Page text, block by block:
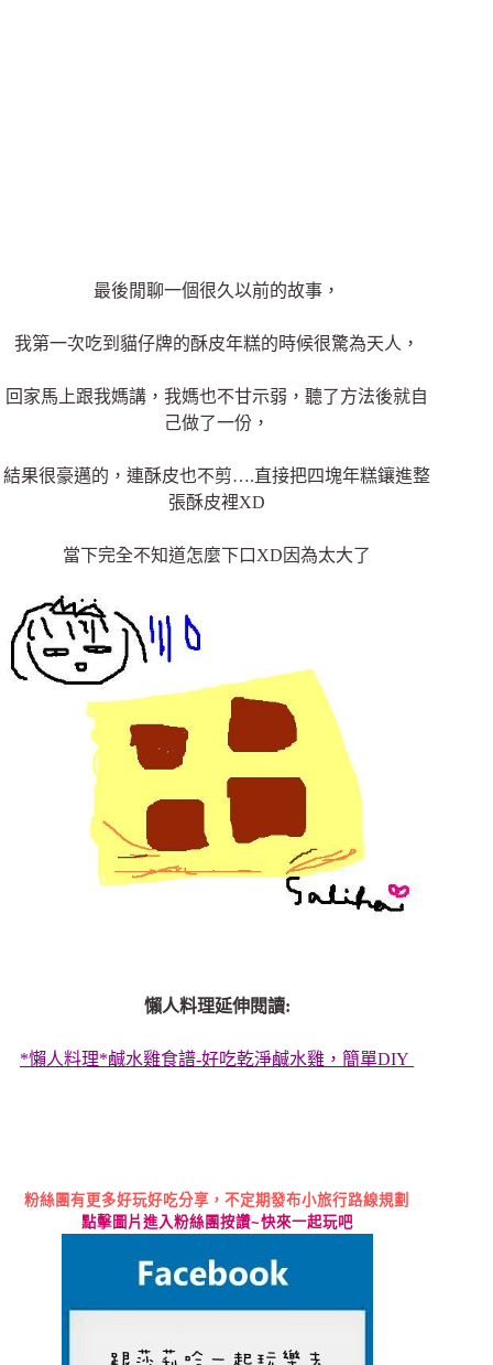
最後閒聊一個很久以前的故事，
我第一次吃到貓仔牌的酥皮年糕的時候很驚為天人，
回家馬上跟我媽講，我媽也不甘示弱，聽了方法後就自
己做了一份，
結果很豪邁的，連酥皮也不剪….直接把四塊年糕鑲進整
張酥皮裡XD
當下完全不知道怎麼下口XD因為太大了
懶人料理延伸閱讀:
*懶人料理*鹹水雞食譜-好吃乾淨鹹水雞，簡單DIY
粉絲團有更多好玩好吃分享，不定期發布小旅行路線規劃
點擊圖片進入粉絲團按讚~快來一起玩吧